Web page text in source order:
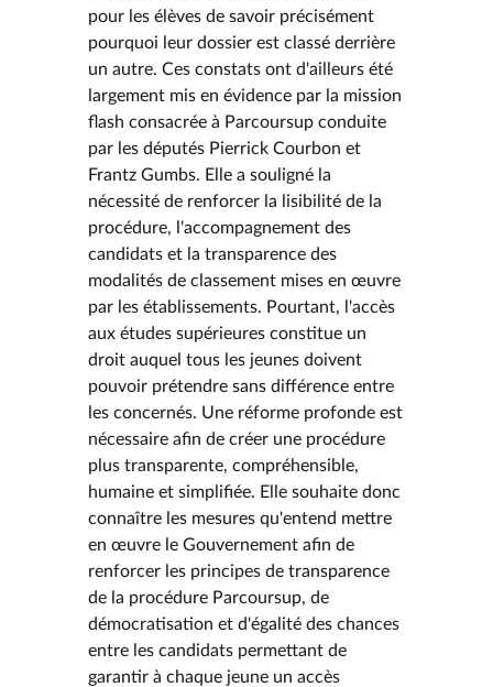
pour les élèves de savoir précisément
pourquoi leur dossier est classé derrière
un autre. Ces constats ont d'ailleurs été
largement mis en évidence par la mission
flash consacrée à Parcoursup conduite
par les députés Pierrick Courbon et
Frantz Gumbs. Elle a souligné la
nécessité de renforcer la lisibilité de la
procédure, l'accompagnement des
candidats et la transparence des
modalités de classement mises en œuvre
par les établissements. Pourtant, l'accès
aux études supérieures constitue un
droit auquel tous les jeunes doivent
pouvoir prétendre sans différence entre
les concernés. Une réforme profonde est
nécessaire afin de créer une procédure
plus transparente, compréhensible,
humaine et simplifiée. Elle souhaite donc
connaître les mesures qu'entend mettre
en œuvre le Gouvernement afin de
renforcer les principes de transparence
de la procédure Parcoursup, de
démocratisation et d'égalité des chances
entre les candidats permettant de
garantir à chaque jeune un accès